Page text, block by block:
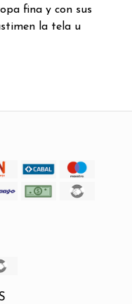
fina y con sus
la tela u